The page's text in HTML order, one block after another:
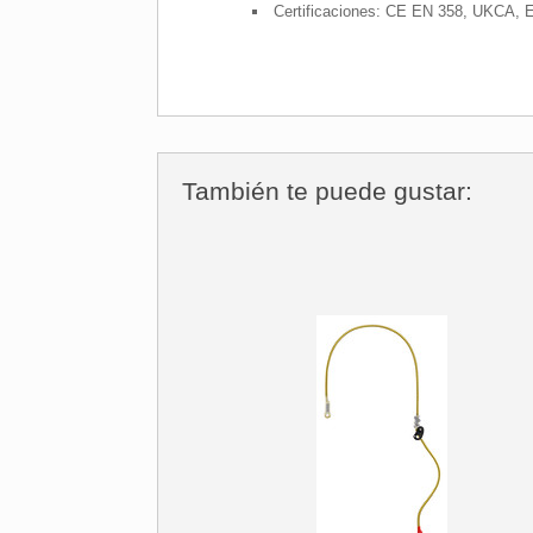
Certificaciones: CE EN 358, UKCA,
También te puede gustar: